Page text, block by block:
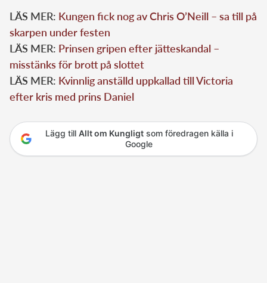
LÄS MER: Kungen fick nog av Chris O’Neill – sa till på
skarpen under festen
LÄS MER: Prinsen gripen efter jätteskandal –
misstänks för brott på slottet
LÄS MER: Kvinnlig anställd uppkallad till Victoria
efter kris med prins Daniel
Lägg till Allt om Kungligtsom föredragen källa i
Google